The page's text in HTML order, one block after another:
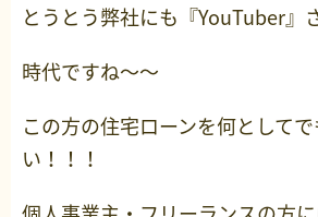
とうとう弊社にも『YouTuber』
時代ですね～～
この方の住宅ローンを何として
い！！！